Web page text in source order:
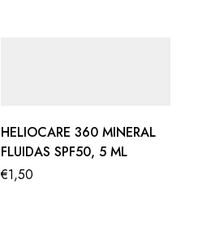
HELIOCARE 360 MINERAL
FLUIDAS SPF50, 5 ML
€1,50